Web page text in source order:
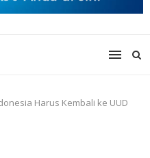
Harus Kembali ke UUD